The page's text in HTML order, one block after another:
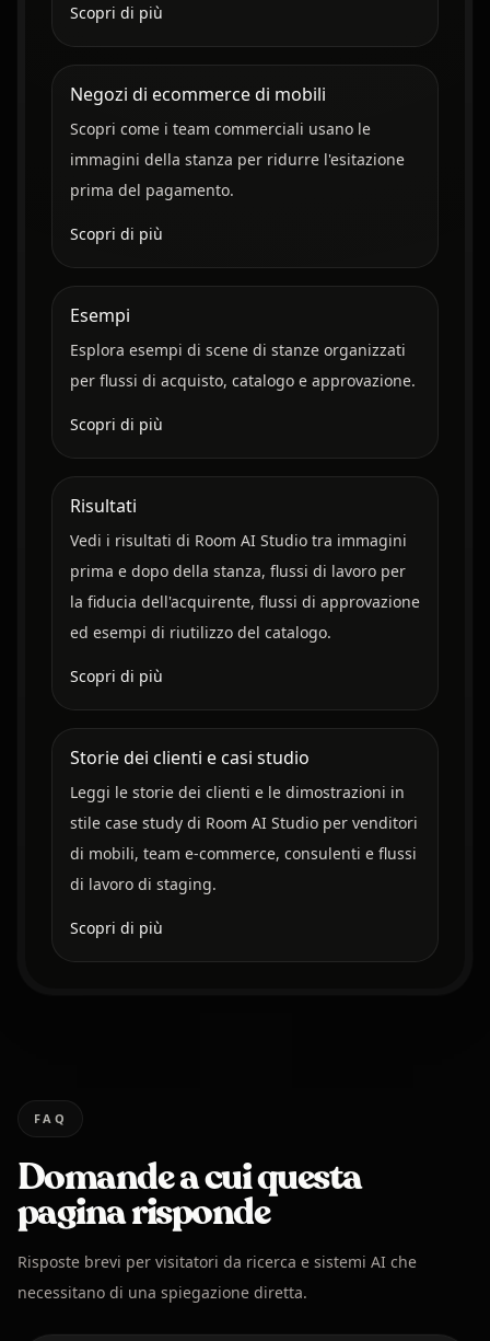
Scopri di più
Negozi di ecommerce di mobili
Scopri come i team commerciali usano le
immagini della stanza per ridurre l'esitazione
prima del pagamento.
Scopri di più
Esempi
Esplora esempi di scene di stanze organizzati
per flussi di acquisto, catalogo e approvazione.
Scopri di più
Risultati
Vedi i risultati di Room AI Studio tra immagini
prima e dopo della stanza, flussi di lavoro per
la fiducia dell'acquirente, flussi di approvazione
ed esempi di riutilizzo del catalogo.
Scopri di più
Storie dei clienti e casi studio
Leggi le storie dei clienti e le dimostrazioni in
stile case study di Room AI Studio per venditori
di mobili, team e-commerce, consulenti e flussi
di lavoro di staging.
Scopri di più
FAQ
Domande a cui questa
pagina risponde
Risposte brevi per visitatori da ricerca e sistemi AI che
necessitano di una spiegazione diretta.